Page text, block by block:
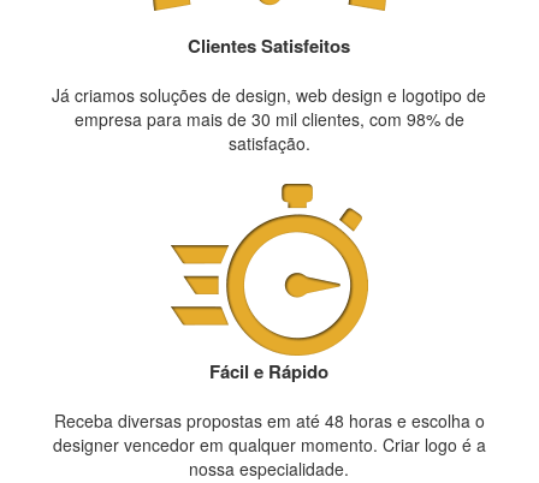
Clientes Satisfeitos
Já criamos soluções de design, web design e logotipo de
empresa para mais de 30 mil clientes, com 98% de
satisfação.
Fácil e Rápido
Receba diversas propostas em até 48 horas e escolha o
designer vencedor em qualquer momento. Criar logo é a
nossa especialidade.